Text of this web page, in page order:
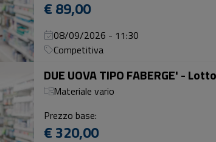
€ 89,00
08/09/2026 - 11:30
Competitiva
DUE UOVA TIPO FABERGE' -
Materiale vario
Prezzo base:
€ 320,00